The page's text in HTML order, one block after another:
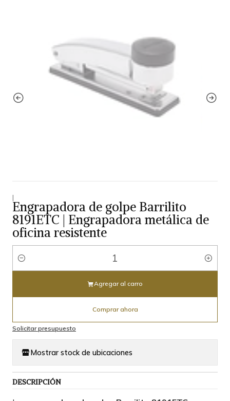
|
Engrapadora de golpe Barrilito
8191ETC | Engrapadora metálica de
oficina resistente
Cantidad
Agregar al carro
Comprar ahora
Solicitar presupuesto
Mostrar stock de ubicaciones
DESCRIPCIÓN